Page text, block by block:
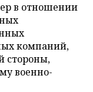
в отношении
компаний,
стороны,
военно-